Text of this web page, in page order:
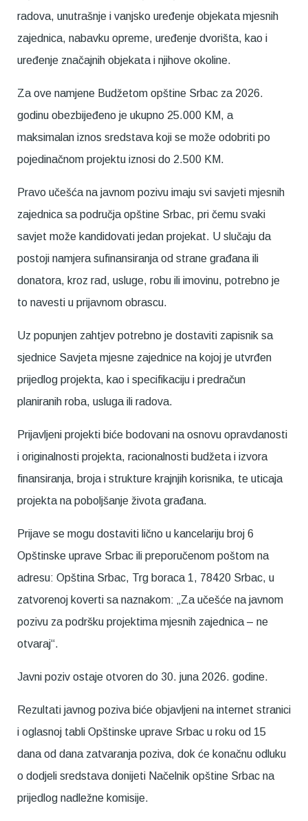
radova, unutrašnje i vanjsko uređenje objekata mjesnih
zajednica, nabavku opreme, uređenje dvorišta, kao i
uređenje značajnih objekata i njihove okoline.
Za ove namjene Budžetom opštine Srbac za 2026.
godinu obezbijeđeno je ukupno 25.000 KM, a
maksimalan iznos sredstava koji se može odobriti po
pojedinačnom projektu iznosi do 2.500 KM.
Pravo učešća na javnom pozivu imaju svi savjeti mjesnih
zajednica sa područja opštine Srbac, pri čemu svaki
savjet može kandidovati jedan projekat. U slučaju da
postoji namjera sufinansiranja od strane građana ili
donatora, kroz rad, usluge, robu ili imovinu, potrebno je
to navesti u prijavnom obrascu.
Uz popunjen zahtjev potrebno je dostaviti zapisnik sa
sjednice Savjeta mjesne zajednice na kojoj je utvrđen
prijedlog projekta, kao i specifikaciju i predračun
planiranih roba, usluga ili radova.
Prijavljeni projekti biće bodovani na osnovu opravdanosti
i originalnosti projekta, racionalnosti budžeta i izvora
finansiranja, broja i strukture krajnjih korisnika, te uticaja
projekta na poboljšanje života građana.
Prijave se mogu dostaviti lično u kancelariju broj 6
Opštinske uprave Srbac ili preporučenom poštom na
adresu: Opština Srbac, Trg boraca 1, 78420 Srbac, u
zatvorenoj koverti sa naznakom: „Za učešće na javnom
pozivu za podršku projektima mjesnih zajednica – ne
otvaraj“.
Javni poziv ostaje otvoren do 30. juna 2026. godine.
Rezultati javnog poziva biće objavljeni na internet stranici
i oglasnoj tabli Opštinske uprave Srbac u roku od 15
dana od dana zatvaranja poziva, dok će konačnu odluku
o dodjeli sredstava donijeti Načelnik opštine Srbac na
prijedlog nadležne komisije.